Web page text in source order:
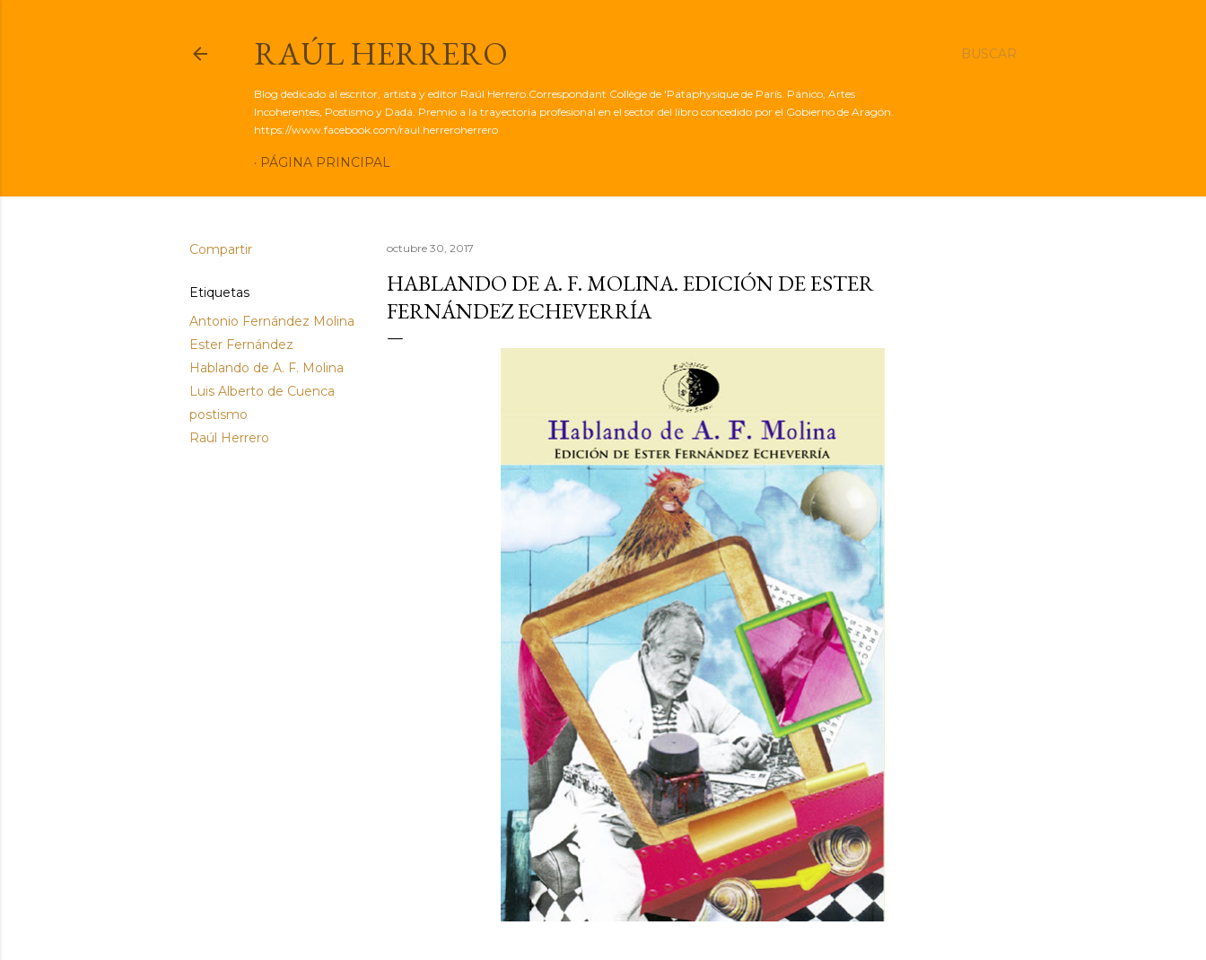
BUSCAR
RAÚL HERRERO
Blog dedicado al escritor, artista y editor Raúl Herrero.Correspondant Collège de 'Pataphysique de París. Pánico, Artes
Incoherentes, Postismo y Dadá. Premio a la trayectoria profesional en el sector del libro concedido por el Gobierno de Aragón.
https://www.facebook.com/raul.herreroherrero
PÁGINA PRINCIPAL
Compartir
Etiquetas
Antonio Fernández Molina
Ester Fernández
Hablando de A. F. Molina
Luis Alberto de Cuenca
postismo
Raúl Herrero
octubre 30, 2017
HABLANDO DE A. F. MOLINA. EDICIÓN DE ESTER
FERNÁNDEZ ECHEVERRÍA